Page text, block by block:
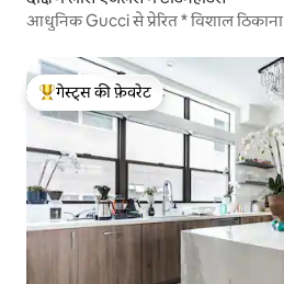
आधुनिक Gucci से प्रेरित * विशाल ठिकाना
गेस्ट्स का टॉप फ़ेवरेट
गेस्ट्स की फ़ेवरेट